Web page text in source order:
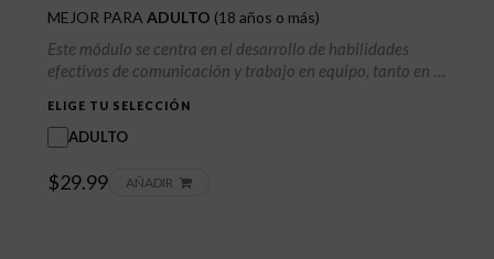
MEJOR PARA ADULTO (18 años o más)
Este módulo se centra en el desarrollo de habilidades
efectivas de comunicación y trabajo en equipo, tanto en el
aprenderán a resolver conflictos, fortalecer relaciones y
colaborar para lograr resultados positivos.
ELIGE TU SELECCIÓN
ADULTO
$29.99 AÑADIR